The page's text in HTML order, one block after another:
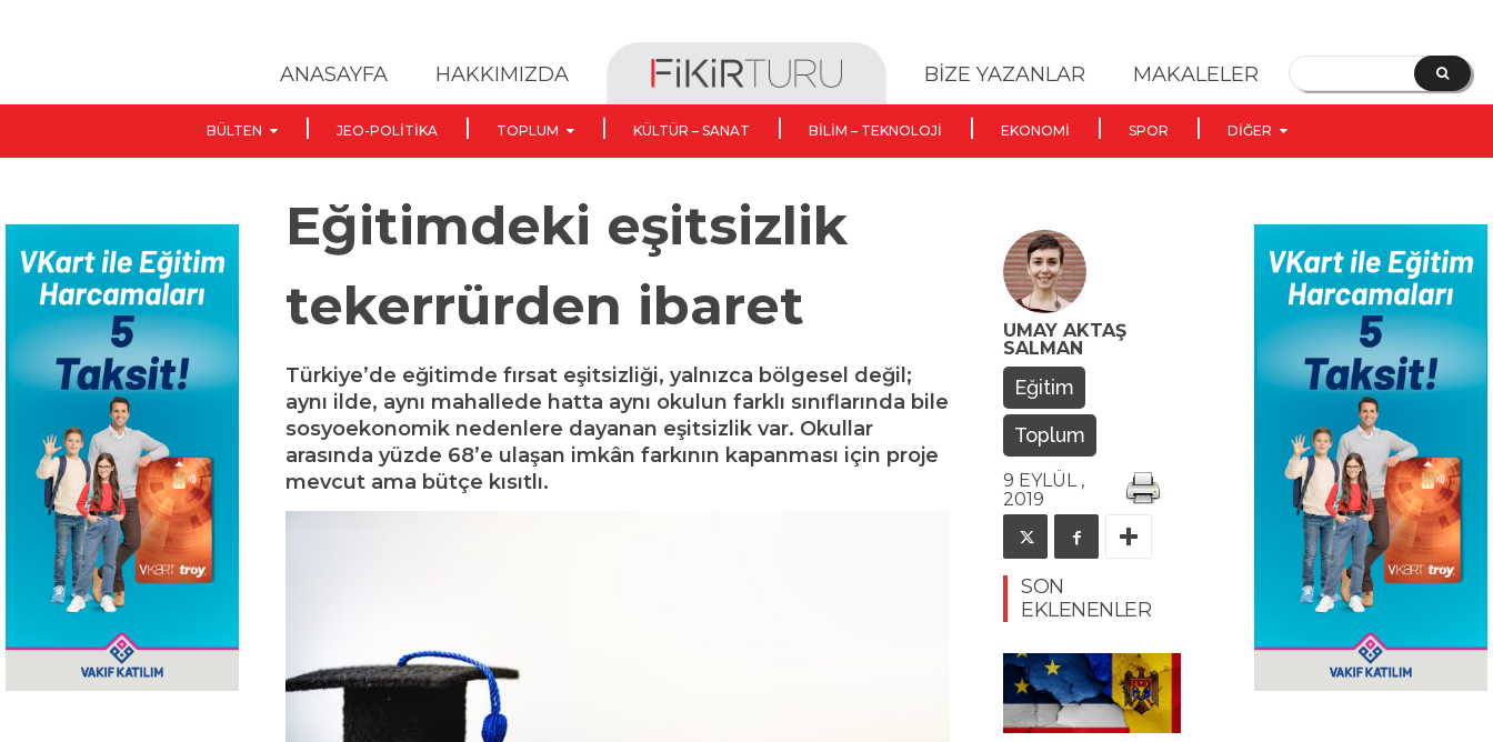
ANASAYFA HAKKIMIZDA BİZE YAZANLAR MAKALELER
BÜLTEN JEO-POLITIKA TOPLUM KÜLTÜR – SANAT BILIM – TEKNOLOJI EKONOMI SPOR DIĞER
Eğitimdeki eşitsizlik
tekerrürden ibaret
Türkiye’de eğitimde fırsat eşitsizliği, yalnızca bölgesel değil;
aynı ilde, aynı mahallede hatta aynı okulun farklı sınıflarında bile
sosyoekonomik nedenlere dayanan eşitsizlik var. Okullar
arasında yüzde 68’e ulaşan imkân farkının kapanması için proje
mevcut ama bütçe kısıtlı.
UMAY AKTAŞ
SALMAN
Eğitim
Toplum
9 EYLÜL ,
2019
SON
EKLENENLER